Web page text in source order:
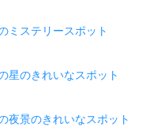
ミステリースポット
星のきれいなスポット
夜景のきれいなスポット